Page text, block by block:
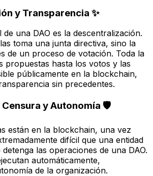
y Transparencia ✨
una DAO es la descentralización.
toma una junta directiva, sino la
de un proceso de votación. Toda la
propuestas hasta los votos y las
públicamente en la blockchain,
sin precedentes.
Censura y Autonomía 🛡️
están en la blockchain, una vez
difícil que una entidad
las operaciones de una DAO.
automáticamente,
de la organización.